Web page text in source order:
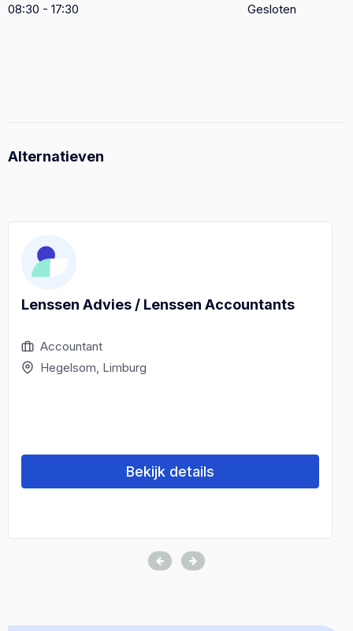
08:30 - 17:30
Gesloten
Alternatieven
Lenssen Advies / Lenssen Accountants
Accountant
Hegelsom, Limburg
Bekijk details